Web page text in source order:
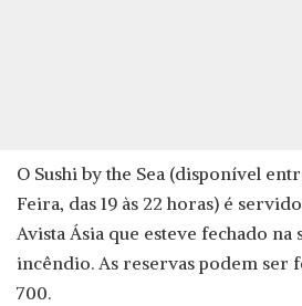
O Sushi by the Sea (disponível
Feira, das 19 às 22 horas) é
Avista Ásia que esteve fechado na
incêndio. As reservas podem ser
700.